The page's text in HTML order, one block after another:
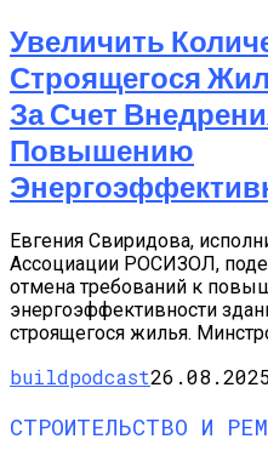
Увеличить
Строящегося
За Счет
Повышению
Евгения Свиридова,
Ассоциации РОСИЗОЛ,
отмена требований к
энергоэффективности
строящегося жилья.
buildpodcast
СТРОИТЕЛЬСТВО И